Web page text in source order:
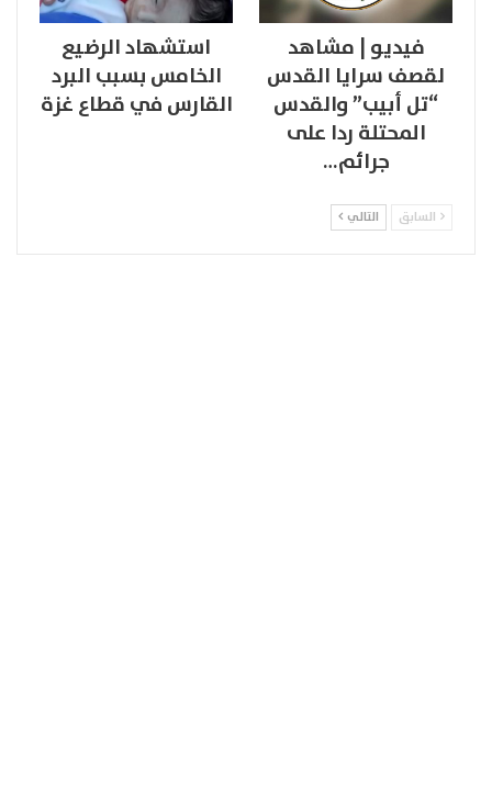
فيديو | مشاهد
لقصف سرايا القدس
“تل أبيب” والقدس
المحتلة ردا على
جرائم…
استشهاد الرضيع
الخامس بسبب البرد
القارس في قطاع غزة
السابق التالي